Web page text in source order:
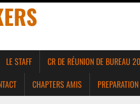
LE STAFF CR DE RÉUNION DE BUREAU
CHAPTERS AMIS